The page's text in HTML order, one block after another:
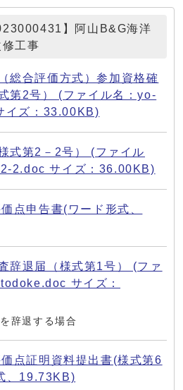
】阿山B&G海洋
工事
総合評価方式）参加資格確
第2号） (ファイル名：yo-
ズ：33.00KB)
式第2－2号） (ファイル
2.doc サイズ：36.00KB)
点申告書(ワード形式、
辞退届（様式第1号） (ファ
サイズ：
辞退する場合
点証明資料提出書(様式第6
、19.73KB)